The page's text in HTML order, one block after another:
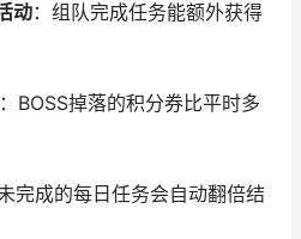
动：组队完成任务能额外获得
BOSS掉落的积分券比平时多
完成的每日任务会自动翻倍结